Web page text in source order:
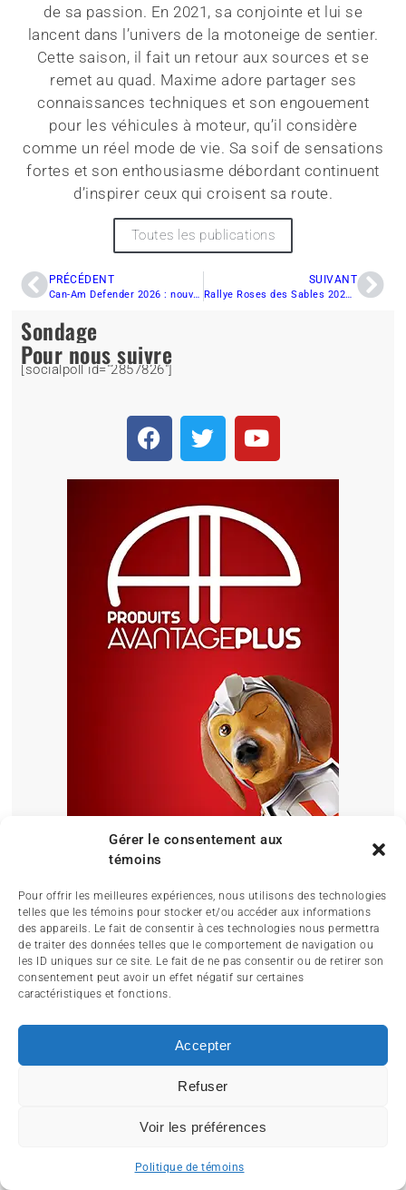
Gérer le consentement aux
témoins
Pour offrir les meilleures expériences, nous utilisons des technologies
telles que les témoins pour stocker et/ou accéder aux informations
des appareils. Le fait de consentir à ces technologies nous permettra
de traiter des données telles que le comportement de navigation ou
les ID uniques sur ce site. Le fait de ne pas consentir ou de retirer son
consentement peut avoir un effet négatif sur certaines
caractéristiques et fonctions.
Accepter
Refuser
Voir les préférences
Politique de témoins
de sa passion. En 2021, sa conjointe et lui se
lancent dans l’univers de la motoneige de sentier.
Cette saison, il fait un retour aux sources et se
remet au quad. Maxime adore partager ses
connaissances techniques et son engouement
pour les véhicules à moteur, qu’il considère
comme un réel mode de vie. Sa soif de sensations
fortes et son enthousiasme débordant continuent
d’inspirer ceux qui croisent sa route.
Toutes les publications
PRÉCÉDENT
Can-Am Defender 2026 : nouvelle génération, moteur HD11 et innovations majeures
SUIVANT
Rallye Roses des Sables 2026 : un duo féminin en côte-à-côte à l’assaut du désert marocain
Sondage
[socialpoll id="2857826"]
Pour nous suivre
Publications récentes